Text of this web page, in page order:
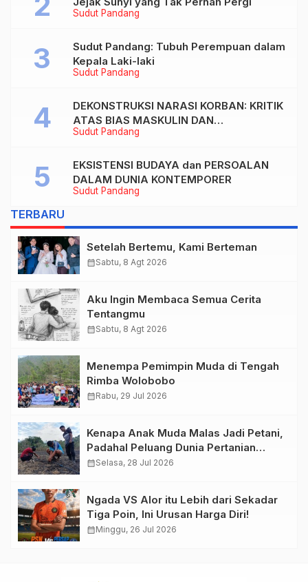
Sudut Pandang
Sudut Pandang
Sudut Pandang: Tubuh Perempuan dalam
Kepala Laki-laki
Sudut Pandang
DEKONSTRUKSI NARASI KORBAN: KRITIK
ATAS BIAS MASKULIN DAN
OBJEKTIVIKASI PEREMPUAN DALAM
TUNTUTAN BELIS” KARYA AGUSTINUS
S. SASMITA
Sudut Pandang
EKSISTENSI BUDAYA dan PERSOALAN
DALAM DUNIA KONTEMPORER
TERBARU
Setelah Bertemu, Kami Berteman
calendar_monthSabtu, 8 Agt 2026
Aku Ingin Membaca Semua Cerita
Tentangmu
calendar_monthSabtu, 8 Agt 2026
Menempa Pemimpin Muda di Tengah
Rimba Wolobobo
calendar_monthRabu, 29 Jul 2026
Kenapa Anak Muda Malas Jadi Petani,
Padahal Peluang Dunia Pertanian
Menjanjikan?
calendar_monthSelasa, 28 Jul 2026
Ngada VS Alor itu Lebih dari Sekadar
Tiga Poin, Ini Urusan Harga Diri!
calendar_monthMinggu, 26 Jul 2026